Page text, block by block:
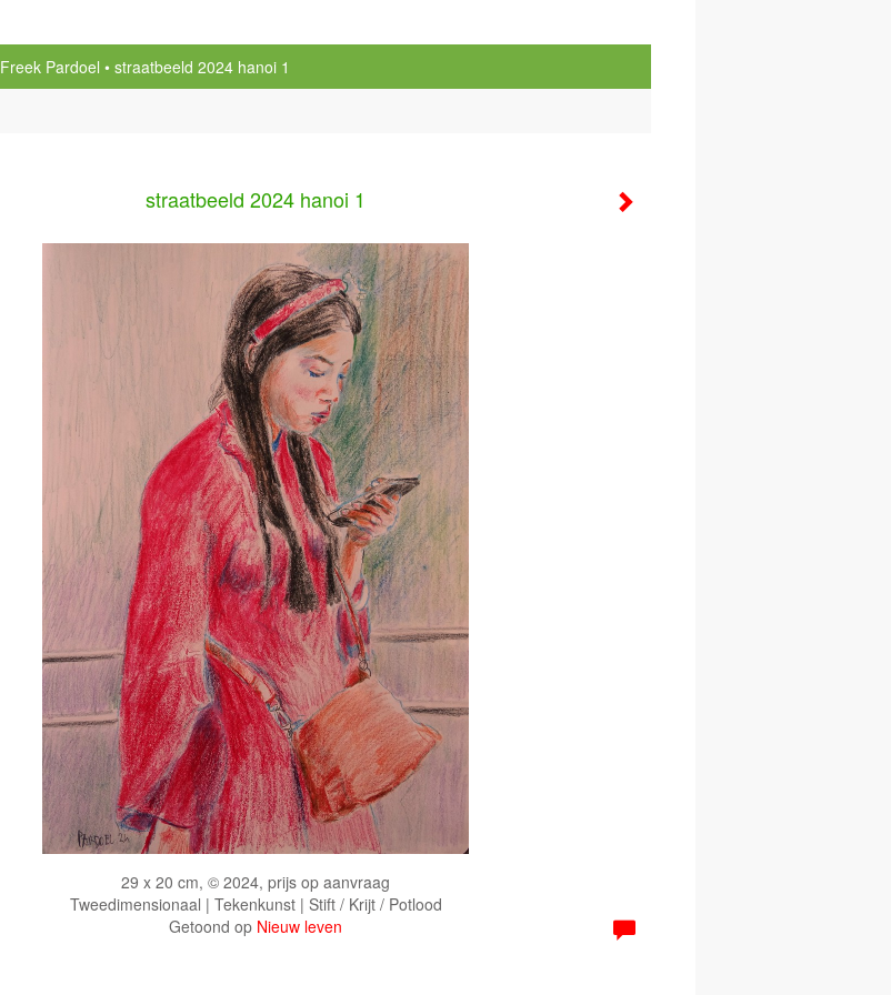
Freek Pardoel
straatbeeld 2024 hanoi 1
straatbeeld 2024 hanoi 1
29 x 20 cm, © 2024, prijs op aanvraag
Tweedimensionaal | Tekenkunst | Stift / Krijt / Potlood
Getoond op Nieuw leven